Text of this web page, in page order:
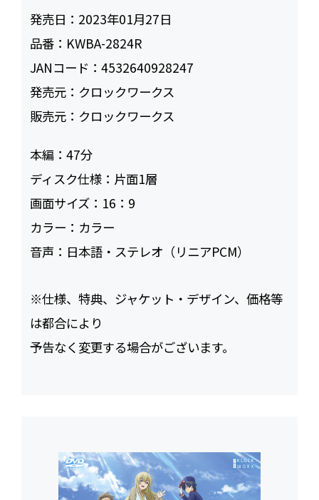
発売日： 2023年01月27日
品番： KWBA-2824R
JANコード：4532640928247
発売元： クロックワークス
販売元： クロックワークス
本編：47
ディスク仕様： 片面1層
画面サイズ： 16：9
カラー： カラー
音声： 日本語・ステレオ（リニアPCM）
※仕様、特典、ジャケット・デザイン、価格等
は都合により
予告なく変更する場合がございます。